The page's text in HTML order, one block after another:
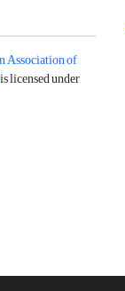
Association of
is licensed under